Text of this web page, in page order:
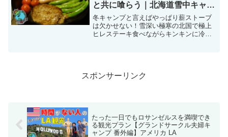
と共に喰らう｜北海道雪中キャン
プ
冬キャンプと言えばやっぱり薪ストーブ
は欠かせない！雪深い極寒の北国で極上
ヒレステーキ食べながらキンキンに冷え
スポンサーリンク
たった一日でもロサンゼルスを満喫でき
る観光プラン【グランドサークル夫婦キ
ャンプ 番外編】アメリカ LA